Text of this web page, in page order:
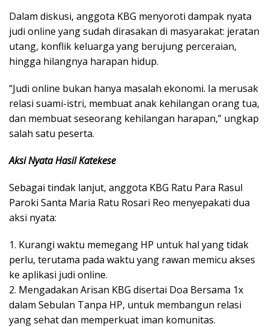
Dalam diskusi, anggota KBG menyoroti dampak nyata
judi online yang sudah dirasakan di masyarakat: jeratan
utang, konflik keluarga yang berujung perceraian,
hingga hilangnya harapan hidup.
“Judi online bukan hanya masalah ekonomi. Ia merusak
relasi suami-istri, membuat anak kehilangan orang tua,
dan membuat seseorang kehilangan harapan,” ungkap
salah satu peserta.
Aksi Nyata Hasil Katekese
Sebagai tindak lanjut, anggota KBG Ratu Para Rasul
Paroki Santa Maria Ratu Rosari Reo menyepakati dua
aksi nyata:
1. Kurangi waktu memegang HP untuk hal yang tidak
perlu, terutama pada waktu yang rawan memicu akses
ke aplikasi judi online.
2. Mengadakan Arisan KBG disertai Doa Bersama 1x
dalam Sebulan Tanpa HP, untuk membangun relasi
yang sehat dan memperkuat iman komunitas.